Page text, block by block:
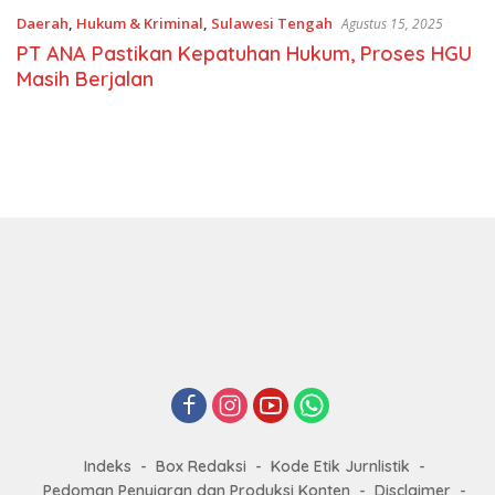
Daerah, Hukum & Kriminal, Sulawesi Tengah Agustus 15, 2025
PT ANA Pastikan Kepatuhan Hukum, Proses HGU
Masih Berjalan
Indeks Box Redaksi
Kode Etik Jurnlistik
Pedoman Penyiaran dan Produksi Konten
Disclaimer